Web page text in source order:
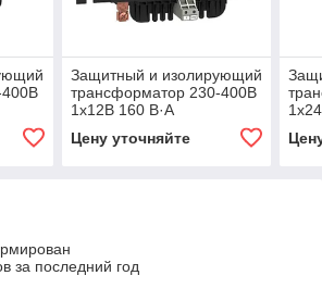
Защитный и изолирующий
трансформатор 230-400В
1x12В 160 В·А
Цену уточняйте
за последний год